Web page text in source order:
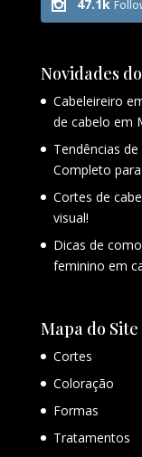
47.1k
Novidades
Cabeleireiro
de cabelo em
Tendências
Completo
Cortes de
visual!
Dicas de
feminino em
Mapa do Site
Cortes
Coloração
Formas
Tratamentos